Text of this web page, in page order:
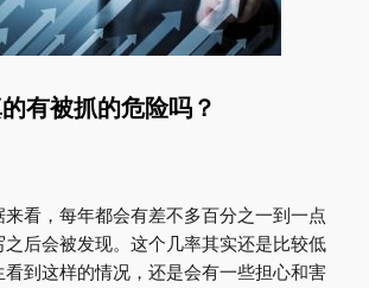
有被抓的危险吗？
来看，每年都会有差不多百分之一到一点
之后会被发现。这个几率其实还是比较低
看到这样的情况，还是会有一些担心和害